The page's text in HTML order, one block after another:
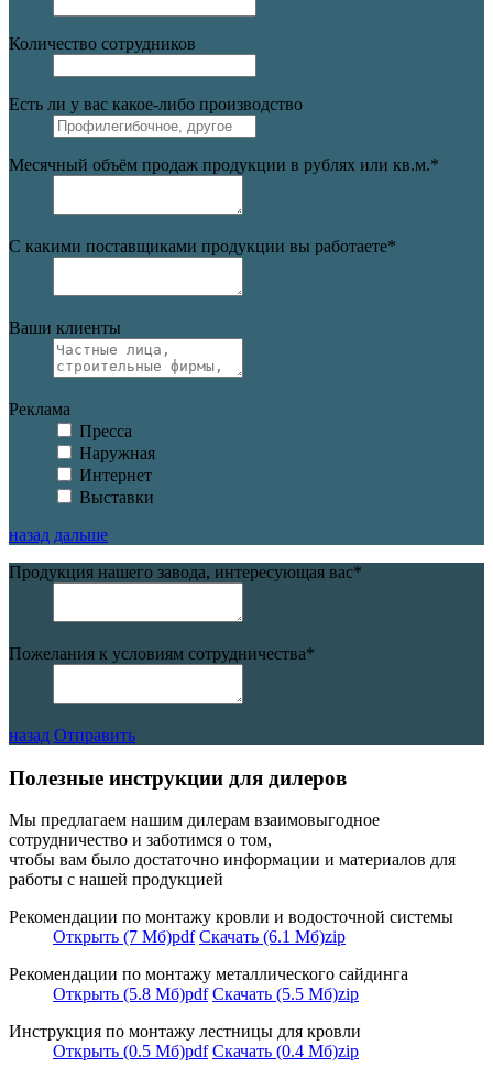
Количество сотрудников
Есть ли у вас какое-либо производство
Месячный объём продаж продукции в рублях или кв.м.*
С какими поставщиками продукции вы работаете*
Ваши клиенты
Реклама
Пресса
Наружная
Интернет
Выставки
назад дальше
Продукция нашего завода, интересующая вас*
Пожелания к условиям сотрудничества*
назад Отправить
Полезные инструкции для дилеров
Мы предлагаем нашим дилерам взаимовыгодное
сотрудничество и заботимся о том,
чтобы вам было достаточно информации и материалов для
работы с нашей продукцией
Рекомендации по монтажу кровли и водосточной системы
Открыть (7 Мб)pdf Скачать (6.1 Мб)zip
Рекомендации по монтажу металлического сайдинга
Открыть (5.8 Мб)pdf Скачать (5.5 Мб)zip
Инструкция по монтажу лестницы для кровли
Открыть (0.5 Мб)pdf Скачать (0.4 Мб)zip